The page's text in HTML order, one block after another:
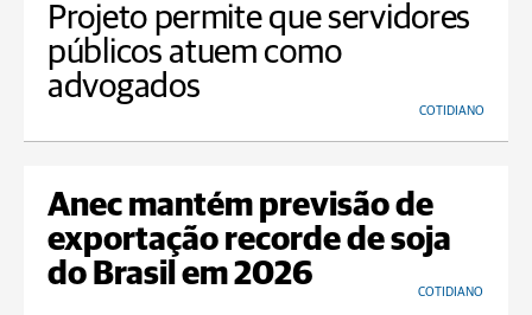
Projeto permite que servidores
públicos atuem como
advogados
COTIDIANO
Anec mantém previsão de
exportação recorde de soja
do Brasil em 2026
COTIDIANO